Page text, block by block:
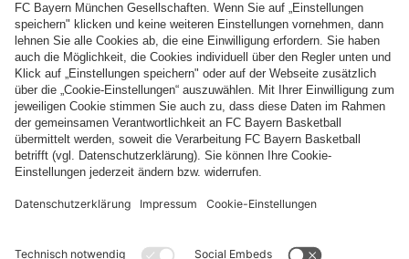
Liebe Grüße, dein Berni
ALLE INFOS AUF EINEN BLICK
Spiel:FC Bayern - RB Leipzig / Freitag, 22. August 2025 / 20:30 Uhr
Einsendeschluss:Dienstag, 05. August 2025, 12:00 Uhr
Benachrichtigung der Gewinner:ab Montag, den 11. August 2025,
werden die Gewinner kontaktiert; Absagen werden nicht separat
ausgelost. Absagen werden nicht gesondert versendet. Es gelten die